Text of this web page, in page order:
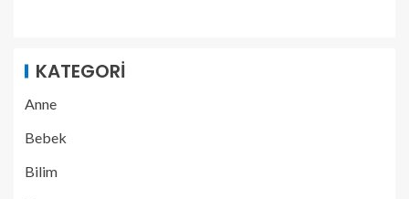
KATEGORI
Anne
Bebek
Bilim